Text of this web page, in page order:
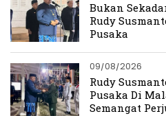
Bukan
Rudy
Pusaka
09/08/2026
Rudy
Pusaka Di
Semangat